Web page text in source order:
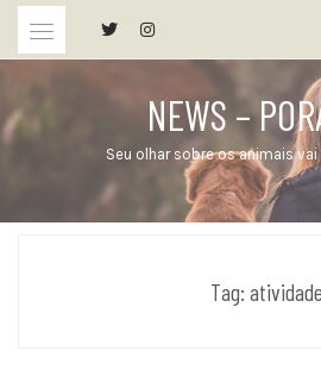
Skip
NEWS –
Seu olhar sobre os animais
Tag: atividade